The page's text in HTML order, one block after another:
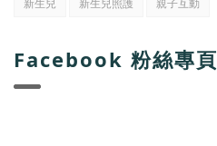
新生兒
新生兒照護 親子互動
Facebook 粉絲專頁